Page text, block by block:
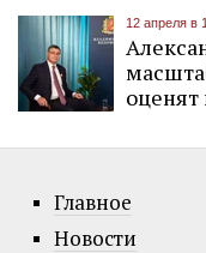
12 апреля в
Главное
Новости